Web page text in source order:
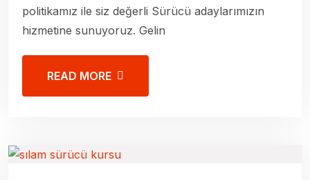
politikamız ile siz değerli Sürücü adaylarımızın
hizmetine sunuyoruz. Gelin
READ MORE